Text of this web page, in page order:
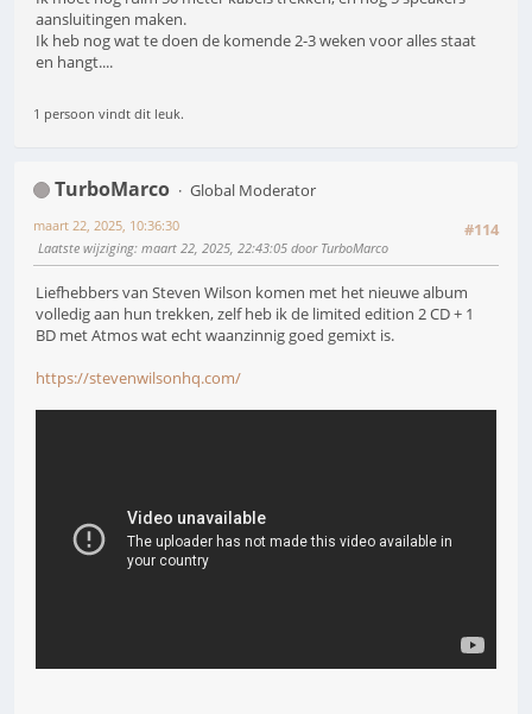
aansluitingen maken.
Ik heb nog wat te doen de komende 2-3 weken voor alles staat
en hangt....
1 persoon vindt dit leuk.
TurboMarco
Global Moderator
#114
maart 22, 2025, 10:36:30
Laatste wijziging: maart 22, 2025, 22:43:05 door TurboMarco
Liefhebbers van Steven Wilson komen met het nieuwe album
volledig aan hun trekken, zelf heb ik de limited edition 2 CD + 1
BD met Atmos wat echt waanzinnig goed gemixt is.
https://stevenwilsonhq.com/